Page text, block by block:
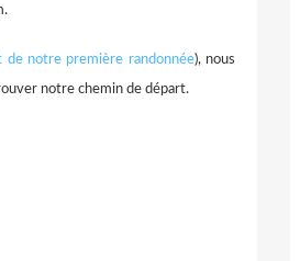
de notre première randonnée), nous
notre chemin de départ.